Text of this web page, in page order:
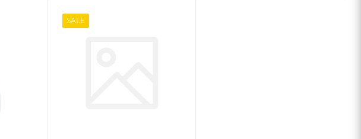
SALE